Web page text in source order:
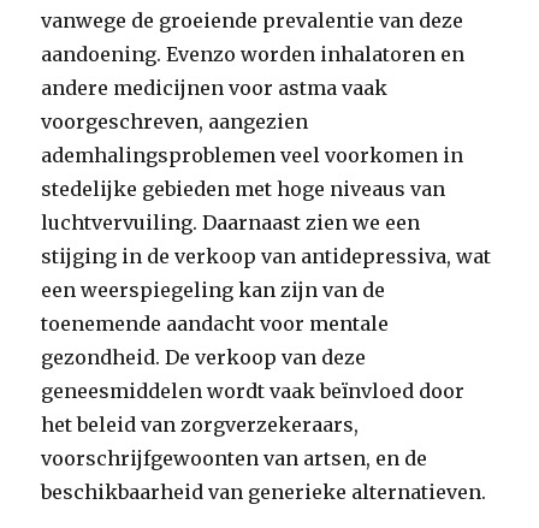
vanwege de groeiende prevalentie van deze
aandoening. Evenzo worden inhalatoren en
andere medicijnen voor astma vaak
voorgeschreven, aangezien
ademhalingsproblemen veel voorkomen in
stedelijke gebieden met hoge niveaus van
luchtvervuiling. Daarnaast zien we een
stijging in de verkoop van antidepressiva, wat
een weerspiegeling kan zijn van de
toenemende aandacht voor mentale
gezondheid. De verkoop van deze
geneesmiddelen wordt vaak beïnvloed door
het beleid van zorgverzekeraars,
voorschrijfgewoonten van artsen, en de
beschikbaarheid van generieke alternatieven.